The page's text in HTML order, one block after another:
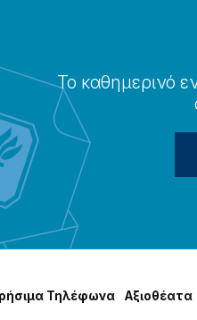
Το καθημερɩνό
Τηλέφωνα Αξɩοθέατα